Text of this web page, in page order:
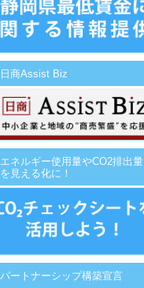
日商Assist Biz
エネルギー使用量やCO2排出量
を見える化に！
パートナーシップ構築宣言